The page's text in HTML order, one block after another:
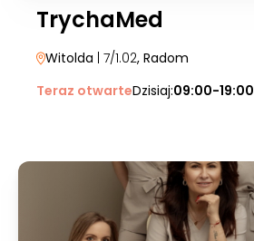
TrychaMed
Witolda | 7/1.02, Radom
Teraz otwarteDzisiaj:09:00-19:00